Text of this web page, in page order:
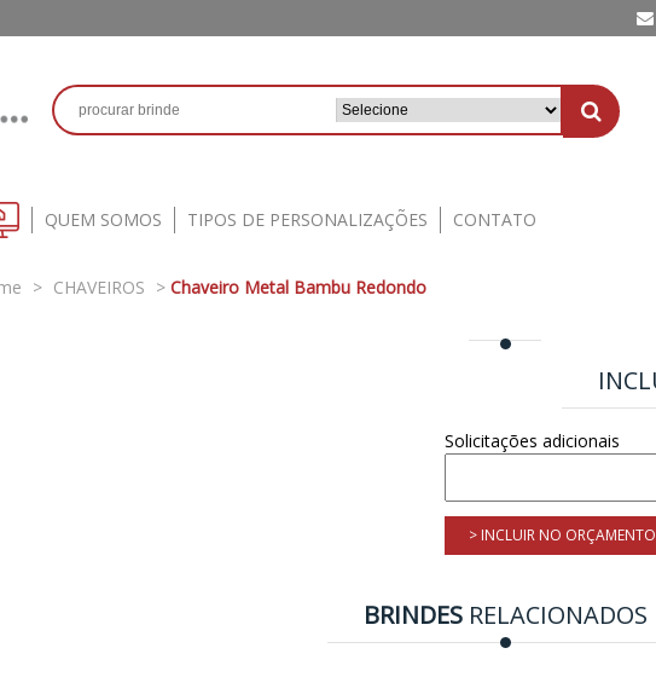
QUEM SOMOS TIPOS DE PERSONALIZAÇÕES CONTATO
> CHAVEIROS > Chaveiro Metal Bambu Redondo
Solicitações adicionais
> INCLUIR NO ORÇAMENTO
BRINDESRELACIONADOS